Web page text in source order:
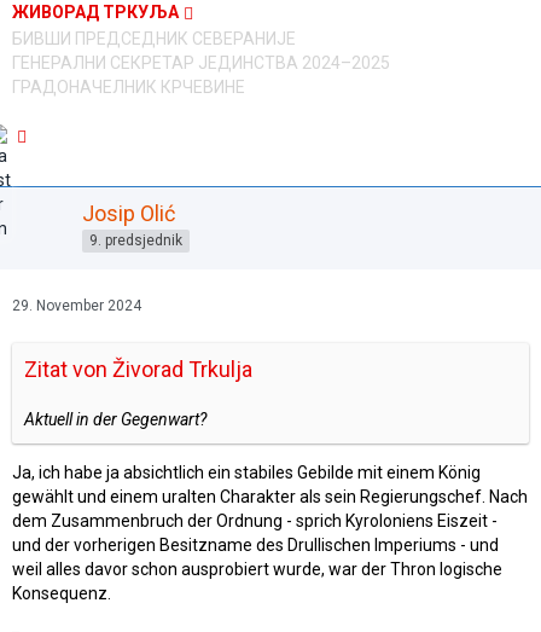
ЖИВОРАД ТРКУЉА
БИВШИ ПРЕДСЕДНИК СЕВЕРАНИЈЕ
ГЕНЕРАЛНИ СЕКРЕТАР ЈЕДИНСТВА 2024–2025
ГРАДОНАЧЕЛНИК КРЧЕВИНЕ
Josip Olić
9. predsjednik
29. November 2024
Zitat von Živorad Trkulja
Aktuell in der Gegenwart?
Ja, ich habe ja absichtlich ein stabiles Gebilde mit einem König
gewählt und einem uralten Charakter als sein Regierungschef. Nach
dem Zusammenbruch der Ordnung - sprich Kyroloniens Eiszeit -
und der vorherigen Besitzname des Drullischen Imperiums - und
weil alles davor schon ausprobiert wurde, war der Thron logische
Konsequenz.